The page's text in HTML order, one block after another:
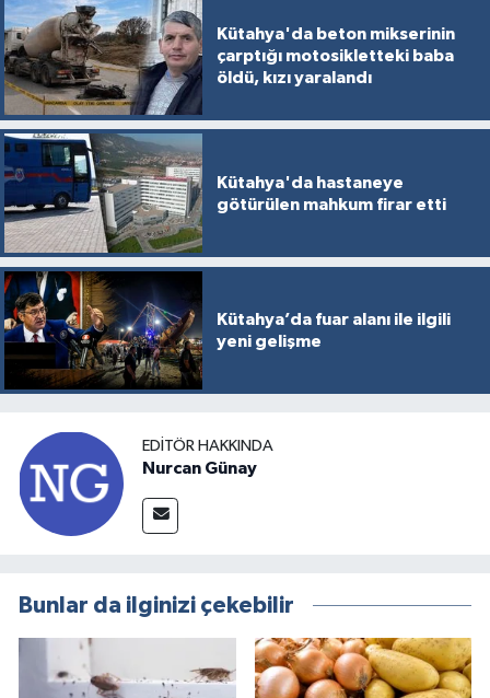
Kütahya'da beton mikserinin
çarptığı motosikletteki baba
öldü, kızı yaralandı
Kütahya'da hastaneye
götürülen mahkum firar etti
Kütahya’da fuar alanı ile ilgili
yeni gelişme
EDITÖR HAKKINDA
Nurcan Günay
Bunlar da ilginizi çekebilir